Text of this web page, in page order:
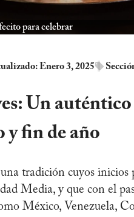
para celebrar
Enero 3, 2025
Un
y fin de año
una tradición cuyos
Media, y que con el
México, Venezuela,